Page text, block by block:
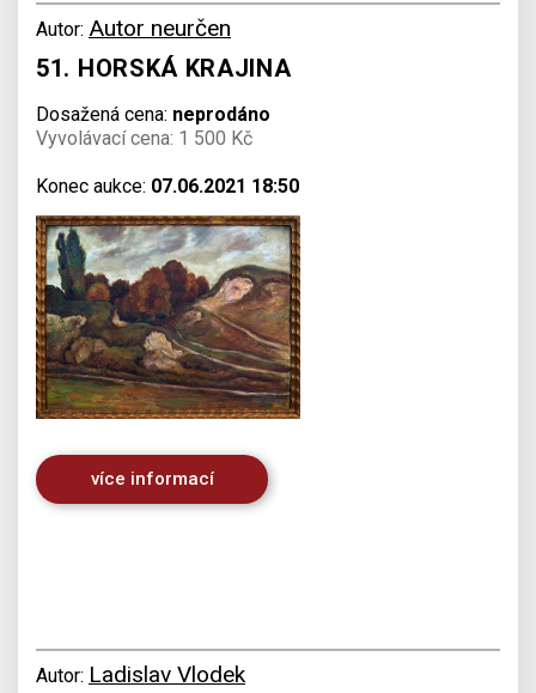
Autor: Autor neurčen
51. HORSKÁ KRAJINA
Dosažená cena: neprodáno
Vyvolávací cena: 1 500 Kč
Konec aukce: 07.06.2021 18:50
více informací
Autor: Ladislav Vlodek